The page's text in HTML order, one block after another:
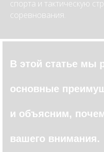
спорта и тактическую
соревнования.
В этой статье мы
основные
и объясним,
вашего внимания.